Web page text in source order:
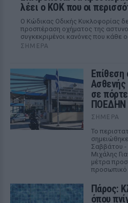
λέει ο ΚΟΚ που οι
Ο Κώδικας Οδικής Κυκλοφορίας
προσπέραση οχήματος της
συγκεκριμένοι κανόνες που κάθε
ΣΉΜΕΡΑ
Επίθεση
Ασθενής
σε
ΠΟΕΔΗΝ
ΣΉΜΕΡΑ
Το
Σαββάτου
Μιχάλης
μέτρα
προσωπικό
Πάρος:
όπου